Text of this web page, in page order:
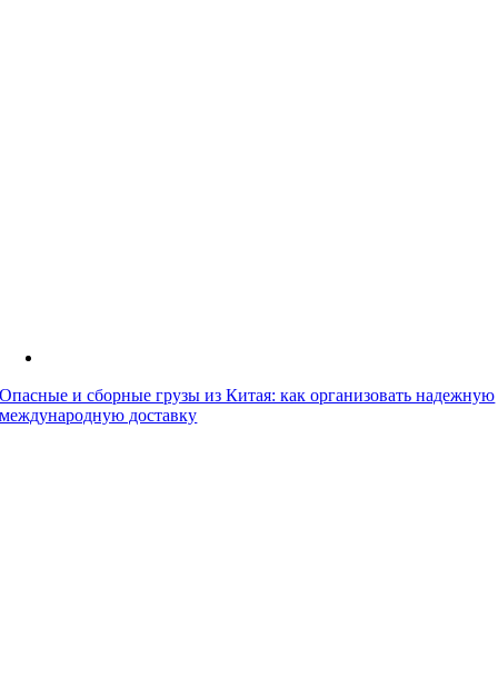
Опасные и сборные грузы из Китая: как организовать надежную
международную доставку